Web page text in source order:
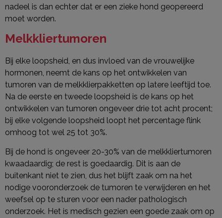
nadeel is dan echter dat er een zieke hond geopereerd
moet worden.
Melkkliertumoren
Bij elke loopsheid, en dus invloed van de vrouwelijke
hormonen, neemt de kans op het ontwikkelen van
tumoren van de melkklierpakketten op latere leeftijd toe.
Na de eerste en tweede loopsheid is de kans op het
ontwikkelen van tumoren ongeveer drie tot acht procent;
bij elke volgende loopsheid loopt het percentage flink
omhoog tot wel 25 tot 30%.
Bij de hond is ongeveer 20-30% van de melkkliertumoren
kwaadaardig; de rest is goedaardig. Dit is aan de
buitenkant niet te zien, dus het blijft zaak om na het
nodige vooronderzoek de tumoren te verwijderen en het
weefsel op te sturen voor een nader pathologisch
onderzoek. Het is medisch gezien een goede zaak om op